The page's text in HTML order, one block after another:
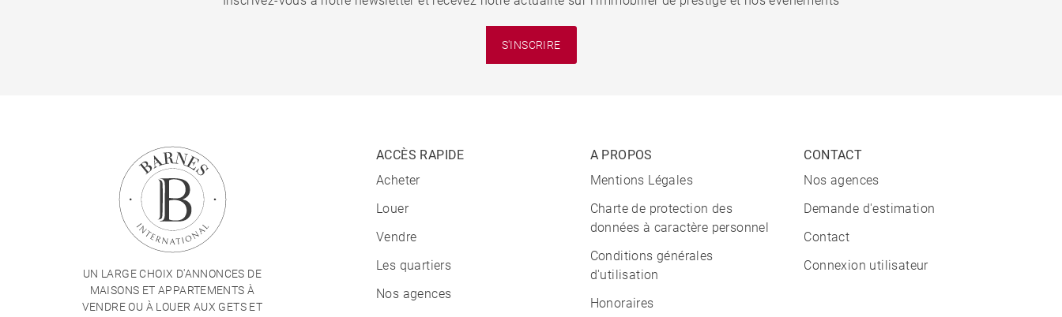
S'INSCRIRE
UN LARGE CHOIX D'ANNONCES DE
MAISONS ET APPARTEMENTS À
VENDRE OU À LOUER AUX GETS ET
ACCÈS RAPIDE
Acheter
Louer
Vendre
Les quartiers
Nos agences
A PROPOS
Mentions Légales
Charte de protection des
données à caractère personnel
Conditions générales
d'utilisation
Honoraires
CONTACT
Nos agences
Demande d'estimation
Contact
Connexion utilisateur